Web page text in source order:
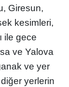
Giresun,
kesimleri,
ile gece
ve Yalova
ve yer
yerlerin